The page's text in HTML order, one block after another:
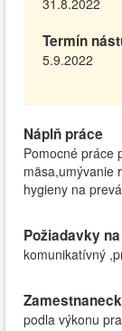
31.8.2022
Termín
5.9.2022
Náplň práce
Pomocné práce
mäsa,umývanie
hygieny na
Požiadavky
komunikatívný
podla výkonu